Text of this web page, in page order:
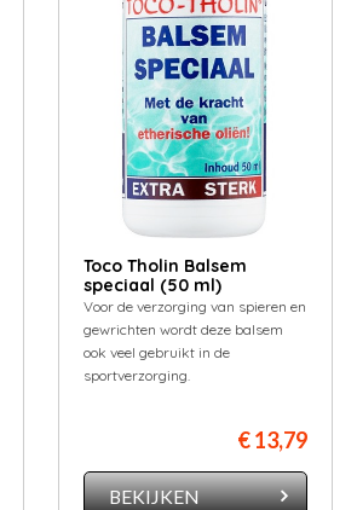
Toco Tholin Balsem
speciaal (50 ml)
Voor de verzorging van spieren en
gewrichten wordt deze balsem
ook veel gebruikt in de
sportverzorging.
€ 13,79
BEKIJKEN